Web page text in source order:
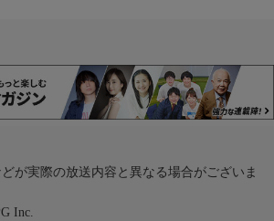
が実際の放送内容と異なる場合がございま
Inc.